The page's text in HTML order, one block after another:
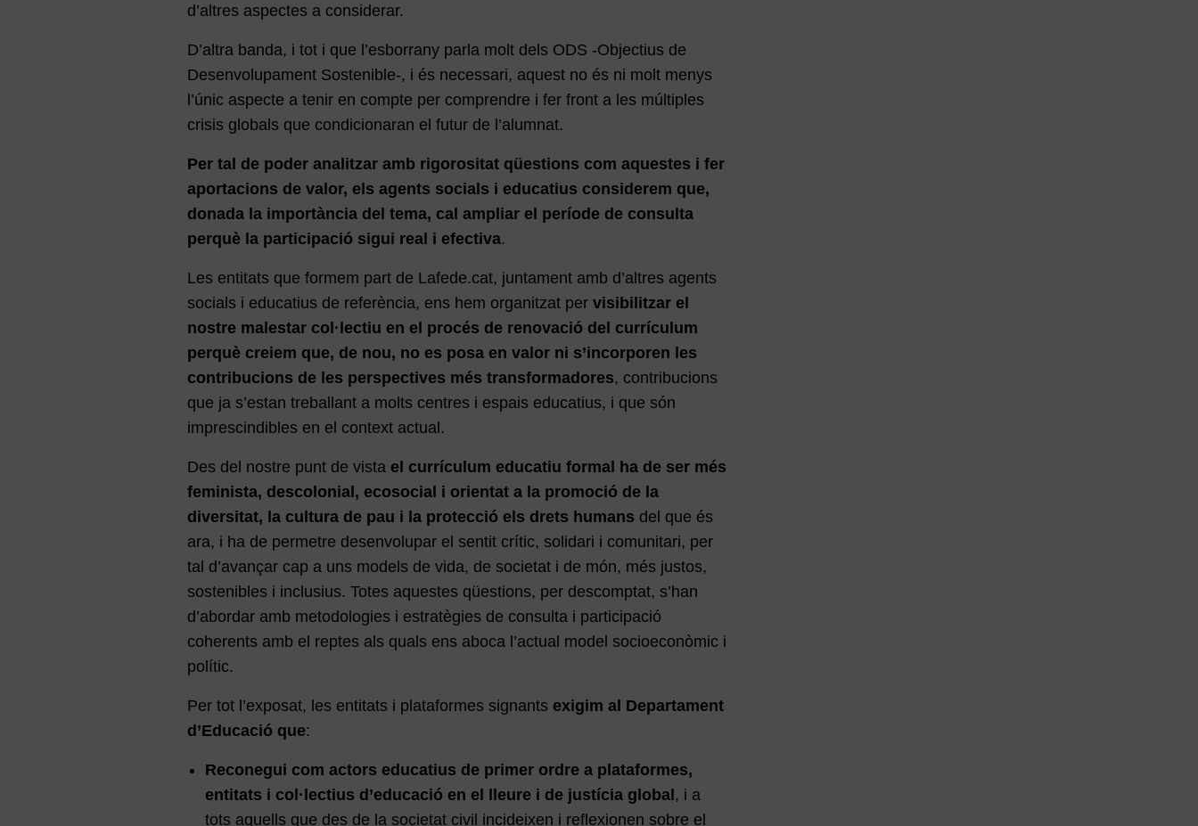
d’altres aspectes a considerar.
D’altra banda, i tot i que l’esborrany parla molt dels ODS -Objectius de
Desenvolupament Sostenible-, i és necessari, aquest no és ni molt menys
l’únic aspecte a tenir en compte per comprendre i fer front a les múltiples
crisis globals que condicionaran el futur de l’alumnat.
Per tal de poder analitzar amb rigorositat qüestions com aquestes i fer
aportacions de valor, els agents socials i educatius considerem que,
donada la importància del tema, cal ampliar el període de consulta
perquè la participació sigui real i efectiva.
Les entitats que formem part de Lafede.cat, juntament amb d’altres agents
socials i educatius de referència, ens hem organitzat pervisibilitzar el
nostre malestar col·lectiu en el procés de renovació del currículum
perquè creiem que, de nou, no es posa en valor ni s’incorporen les
contribucions de les perspectives més transformadores, contribucions
que ja s’estan treballant a molts centres i espais educatius, i que són
imprescindibles en el context actual.
Des del nostre punt de vista el currículum educatiu formal ha de ser més
feminista, descolonial, ecosocial i orientat a la promoció de la
diversitat, la cultura de pau i la protecció els drets humans del que és
ara, i ha de permetre desenvolupar el sentit crític, solidari i comunitari, per
tal d’avançar cap a uns models de vida, de societat i de món, més justos,
sostenibles i inclusius. Totes aquestes qüestions, per descomptat, s’han
d’abordar amb metodologies i estratègies de consulta i participació
coherents amb el reptes als quals ens aboca l’actual model socioeconòmic i
polític.
Per tot l’exposat, les entitats i plataformes signants exigim al Departament
d’Educació que:
Reconegui com actors educatius de primer ordre a plataformes,
entitats i col·lectius d’educació en el lleure i de justícia global , i a
tots aquells que des de la societat civil incideixen i reflexionen sobre el